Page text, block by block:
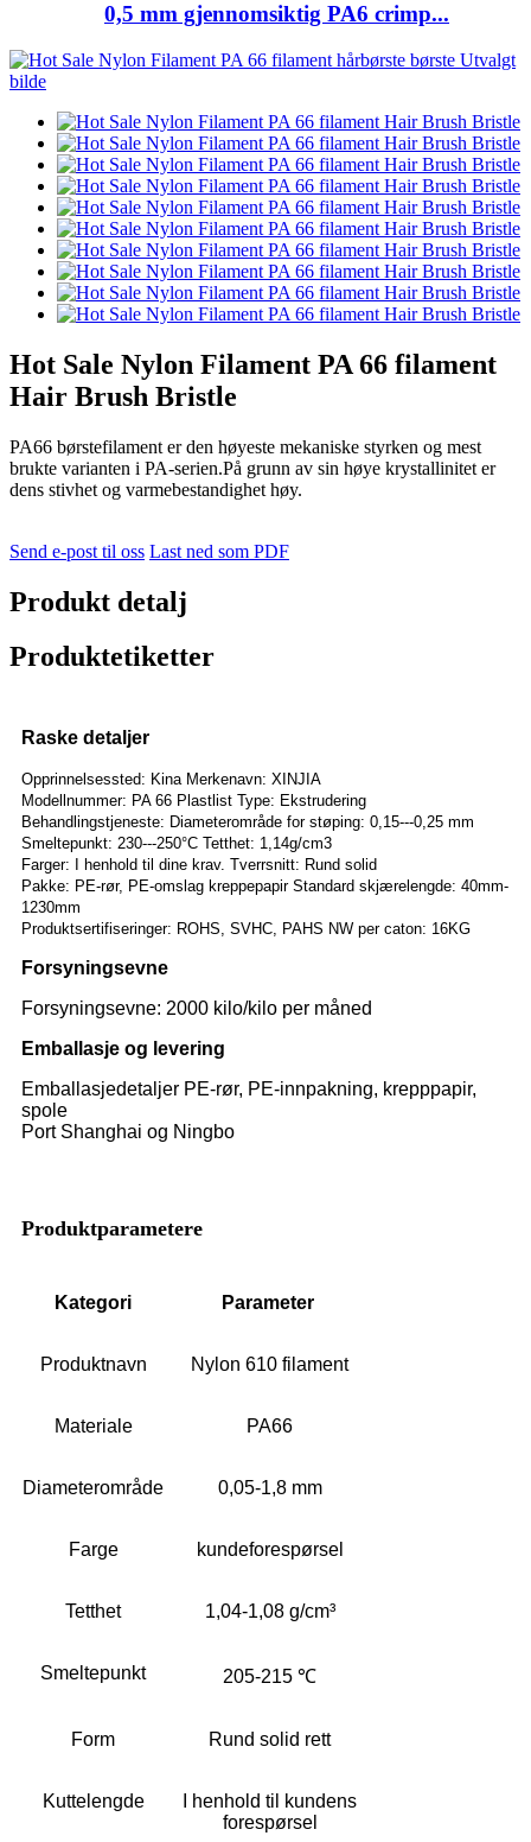
0,5 mm gjennomsiktig PA6 crimp...
Hot Sale Nylon Filament PA 66 filament
Hair Brush Bristle
PA66 børstefilament er den høyeste mekaniske styrken og mest
brukte varianten i PA-serien.På grunn av sin høye krystallinitet er
dens stivhet og varmebestandighet høy.
Send e-post til oss Last ned som PDF
Produkt detalj
Produktetiketter
Raske detaljer
Opprinnelsessted: Kina Merkenavn: XINJIA
Modellnummer: PA 66 Plastlist Type: Ekstrudering
Behandlingstjeneste: Diameterområde for støping: 0,15---0,25 mm
Smeltepunkt: 230---250°C Tetthet: 1,14g/cm3
Farger: I henhold til dine krav. Tverrsnitt: Rund solid
Pakke: PE-rør, PE-omslag kreppepapir Standard skjærelengde: 40mm-
1230mm
Produktsertifiseringer: ROHS, SVHC, PAHS NW per caton: 16KG
Forsyningsevne
Forsyningsevne: 2000 kilo/kilo per måned
Emballasje og levering
Emballasjedetaljer PE-rør, PE-innpakning, krepppapir,
spole
Port Shanghai og Ningbo
Produktparametere
Kategori Parameter
Produktnavn Nylon 610 filament
Materiale PA66
Diameterområde 0,05-1,8 mm
Farge kundeforespørsel
Tetthet 1,04-1,08 g/cm³
Smeltepunkt 205-215 ℃
Form Rund solid rett
Kuttelengde
I henhold til kundens
forespørsel